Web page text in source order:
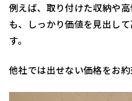
例えば、取り付けた収納や
も、しっかり価値を見出し
す。
他社では出せない価格をお約